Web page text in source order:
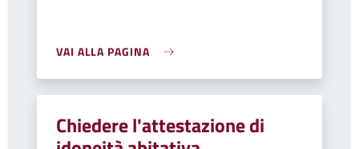
VAI ALLA PAGINA
Chiedere l'attestazione di